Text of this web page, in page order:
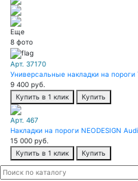
Еще
8 фото
Арт. 37170
Универсальные накладки на
9 400 руб.
Купить в 1 клик
Купить
Арт. 467
Накладки на пороги NEODESIGN
15 000 руб.
Купить в 1 клик
Купить